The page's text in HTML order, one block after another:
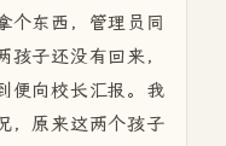
个东西，管理员同
子还没有回来，
便向校长汇报。我
，原来这两个孩子